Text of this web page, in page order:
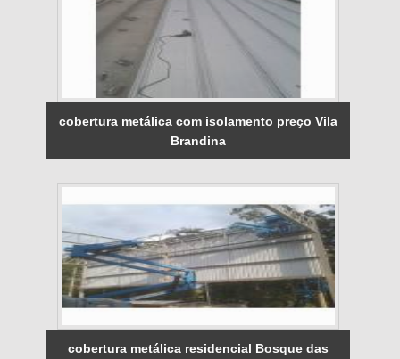
cobertura metálica com isolamento preço Vila
Brandina
cobertura metálica residencial Bosque das